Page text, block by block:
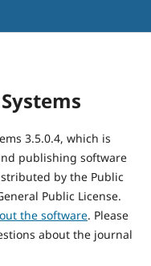
3.5.0.4, which is
publishing software
by the Public
Public License.
the software. Please
about the journal